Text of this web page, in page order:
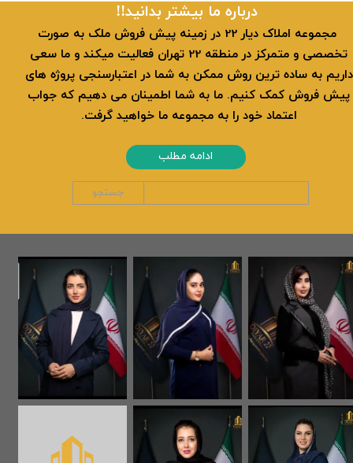
​​درباره ما بیشتر بدانید!!
​ مجموعه املاک دیار 22 در زمینه پیش فروش ملک به صورت
تخصصی و متمرکز در منطقه 22 تهران فعالیت میکند و ما سعی
داریم به ساده ترین روش ممکن به شما در اعتبارسنجی پروژه های
پیش فروش کمک کنیم. ما به شما اطمینان می دهیم که جواب
اعتماد خود را به مجموعه ما خواهید گرفت.
ادامه مطلب
جستجو